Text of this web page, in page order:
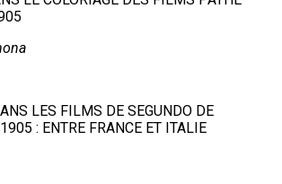
LES FILMS DE SEGUNDO DE
: ENTRE FRANCE ET ITALIE